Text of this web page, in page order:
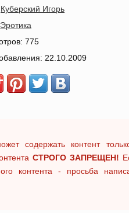
Куберский Игорь
Эротика
775
22.10.2009
содержать контент
СТРОГО ЗАПРЕЩЕН!
контента - просьба